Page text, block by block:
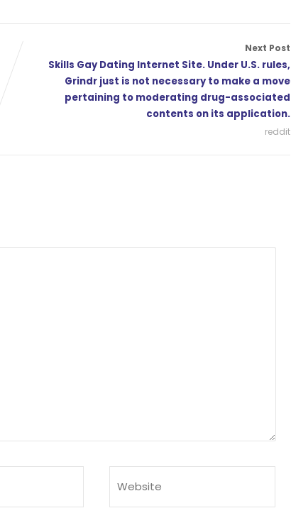
Next Post
Skills Gay Dating Internet Site. Under U.S. rules,
Grindr just is not necessary to make a move
pertaining to moderating drug-associated
contents on its application.
reddit